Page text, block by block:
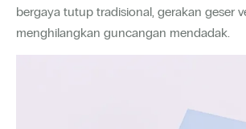
bergaya tutup tradisional, gerakan geser
menghilangkan guncangan mendadak.